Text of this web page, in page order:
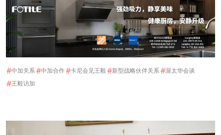
#中加关系#中加合作#卡尼会见王毅#新型战略伙伴关系#渥太华会谈
#王毅访加